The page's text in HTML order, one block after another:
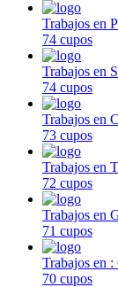
Trabajos en
74 cupos
Trabajos en
74 cupos
Trabajos en
73 cupos
Trabajos en
72 cupos
Trabajos en
71 cupos
Trabajos en
70 cupos